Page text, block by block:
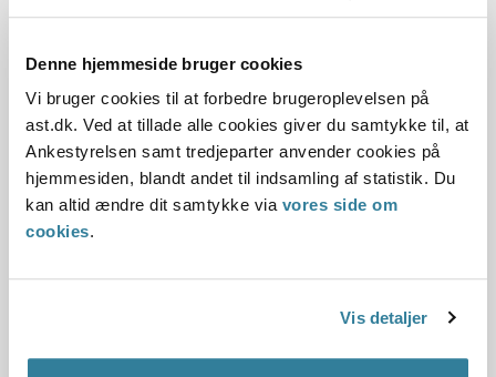
Denne hjemmeside bruger cookies
Vi bruger cookies til at forbedre brugeroplevelsen på
ast.dk. Ved at tillade alle cookies giver du samtykke til, at
Ankestyrelsen samt tredjeparter anvender cookies på
hjemmesiden, blandt andet til indsamling af statistik. Du
kan altid ændre dit samtykke via vores side om
cookies.
Vis detaljer
indgået med ESS, var ulovlig.
Kommunen oplyste også, at en tilsvarende aftale, som den
daværende Rødekro Kommune havde indgået, også ville
blive ophævet. På den baggrund gjorde statsforvaltningen
ikke yde...
Godkendelse af driftsstøtte